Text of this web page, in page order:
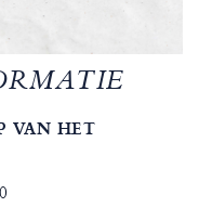
VAN HET